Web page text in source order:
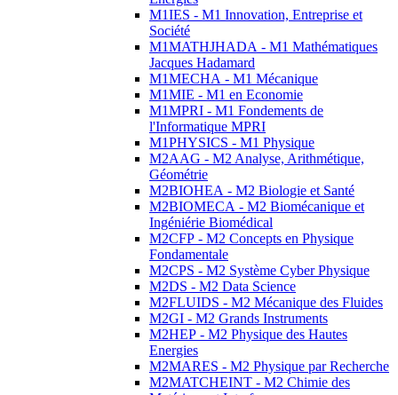
M1IES - M1 Innovation, Entreprise et
Société
M1MATHJHADA - M1 Mathématiques
Jacques Hadamard
M1MECHA - M1 Mécanique
M1MIE - M1 en Economie
M1MPRI - M1 Fondements de
l'Informatique MPRI
M1PHYSICS - M1 Physique
M2AAG - M2 Analyse, Arithmétique,
Géométrie
M2BIOHEA - M2 Biologie et Santé
M2BIOMECA - M2 Biomécanique et
Ingéniérie Biomédical
M2CFP - M2 Concepts en Physique
Fondamentale
M2CPS - M2 Système Cyber Physique
M2DS - M2 Data Science
M2FLUIDS - M2 Mécanique des Fluides
M2GI - M2 Grands Instruments
M2HEP - M2 Physique des Hautes
Energies
M2MARES - M2 Physique par Recherche
M2MATCHEINT - M2 Chimie des